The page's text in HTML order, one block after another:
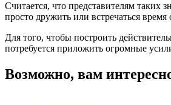
Считается, что представителям таких
просто дружить или встречаться время
Для того, чтобы построить
потребуется приложить огромные
Возможно, вам